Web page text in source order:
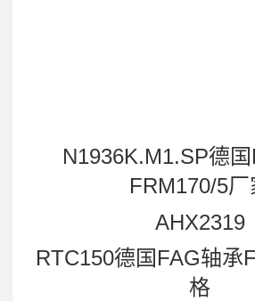
N1936K.M1.SP德
FRM170/5厂
AHX2319
RTC150德国FAG轴承
格